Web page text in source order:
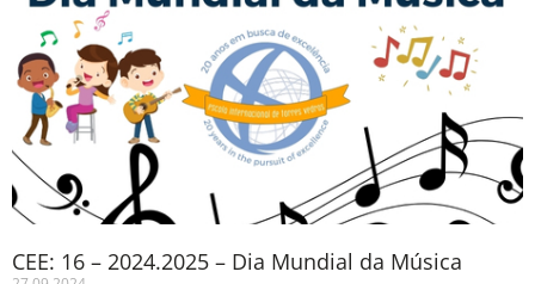
CEE: 16 – 2024.2025 – Dia Mundial da Música